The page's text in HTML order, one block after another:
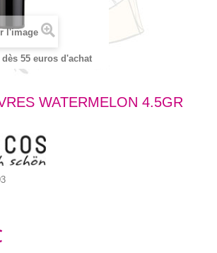
l'image
55 euros d'achat
WATERMELON 4.5GR